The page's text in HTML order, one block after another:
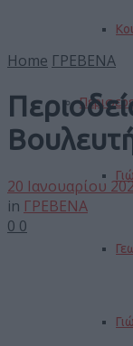
Home ΓΡΕΒΕΝΑ
20 Ιανουαρίου
in ΓΡΕΒΕΝΑ
0 0